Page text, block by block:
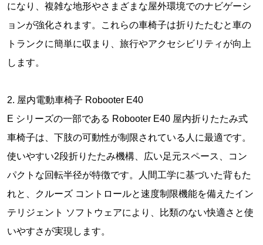
になり、複雑な地形やさまざまな屋外環境でのナビゲーシ
ョンが強化されます。これらの車椅子は折りたたむと車の
トランクに簡単に収まり、旅行やアクセシビリティが向上
します。
2. 屋内電動車椅子 Robooter E40
E シリーズの一部である Robooter E40 屋内折りたたみ式
車椅子は、下肢の可動性が制限されている人に最適です。
使いやすい2段折りたたみ機構、広い足元スペース、コン
パクトな回転半径が特徴です。人間工学に基づいた背もた
れと、クルーズ コントロールと速度制限機能を備えたイン
テリジェント ソフトウェアにより、比類のない快適さと使
いやすさが実現します。